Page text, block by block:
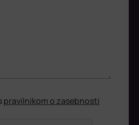
pravilnikom o zasebnosti